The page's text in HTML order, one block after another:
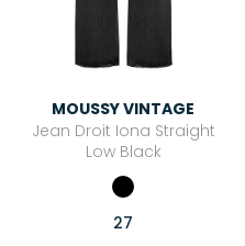
MOUSSY VINTAGE
Jean Droit Iona Straight
Low Black
27